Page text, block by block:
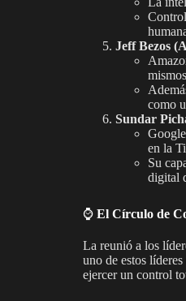
Jeff Bezos
como
Sundar
en la
Su
digital
⌚️ El Círculo de
La reunió a los
uno de estos
ejercer un control